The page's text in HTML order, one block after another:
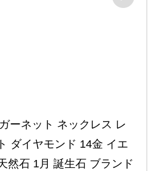
ーネット ネックレス レ
ダイヤモンド 14金 イエ
然石 1月 誕生石 ブランド